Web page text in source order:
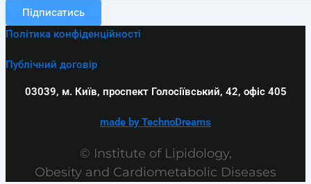
Підписатись
Політика конфіденційності
Публічний договір
03039, м. Київ, проспект Голосіївський, 42, офіс 405
made by TechnoDreams
© Institute of Lipidology,
Obesity and Cardiometabolic Diseases